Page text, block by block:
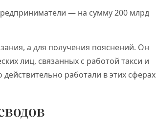
— на сумму 200 млрд
а для получения пояснений. Он
лиц, связанных с работой такси и
работали в этих сферах